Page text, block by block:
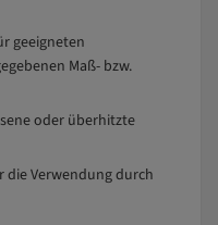
geeigneten
Maß- bzw.
oder überhitzte
Verwendung durch